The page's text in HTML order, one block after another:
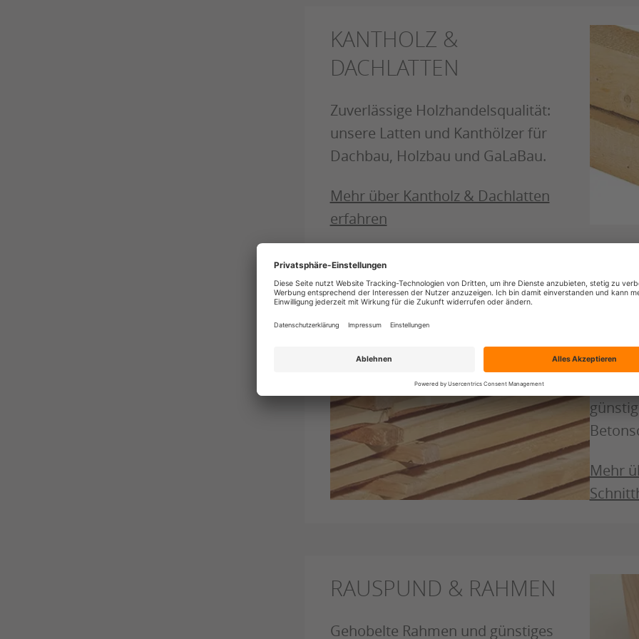
KANTHOLZ &
DACHLATTEN
Zuverlässige Holzhandelsqualität:
unsere Latten und Kanthölzer für
Dachbau, Holzbau und GaLaBau.
Mehr über Kantholz & Dachlatten
erfahren
Mehr
RAUSPUND & RAHMEN
Gehobelte Rahmen und günstiges